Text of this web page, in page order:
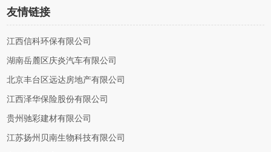
友情链接
江西信科环保有限公司
湖南岳麓区庆炎汽车有限公司
北京丰台区远达房地产有限公司
江西泽华保险股份有限公司
贵州驰彩建材有限公司
江苏扬州贝南生物科技有限公司